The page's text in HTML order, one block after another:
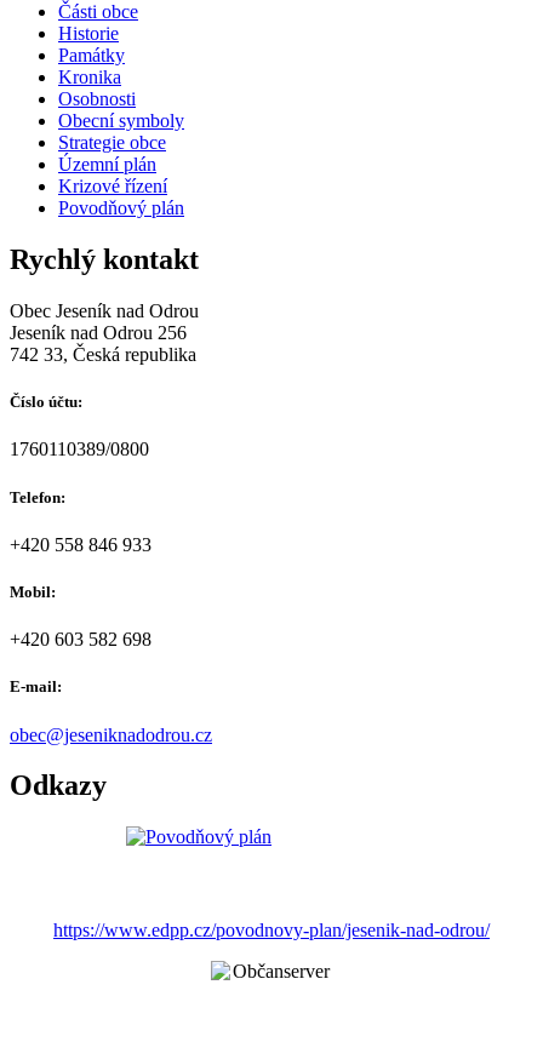
Části obce
Historie
Památky
Kronika
Osobnosti
Obecní symboly
Strategie obce
Územní plán
Krizové řízení
Povodňový plán
Rychlý kontakt
Obec Jeseník nad Odrou
Jeseník nad Odrou 256
742 33, Česká republika
Číslo účtu:
1760110389/0800
Telefon:
+420 558 846 933
Mobil:
+420 603 582 698
E-mail:
obec@jeseniknadodrou.cz
Odkazy
https://www.edpp.cz/povodnovy-plan/jesenik-nad-odrou/